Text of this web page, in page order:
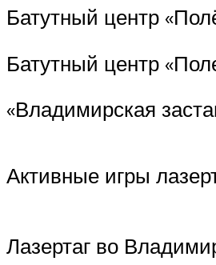
Батутный центр
Батутный центр
«Владимирская
Активные игры
Лазертаг во